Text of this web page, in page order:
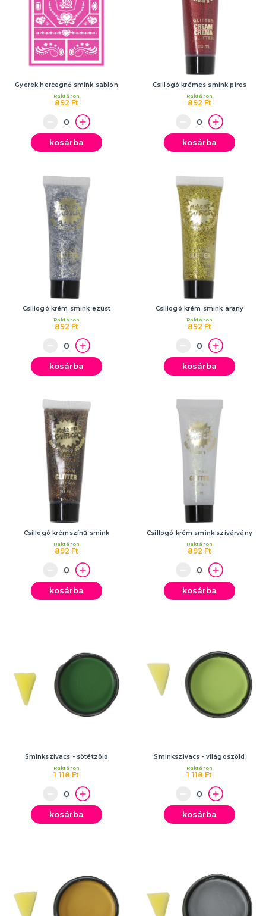
Gyerek hercegnő smink sablon
892 Ft
Raktáron
kosárba
Csillogó krémes smink piros
892 Ft
Raktáron
kosárba
Csillogó krém smink ezüst
892 Ft
Raktáron
kosárba
Csillogó krém smink arany
892 Ft
Raktáron
kosárba
Csillogó krémszínű smink
892 Ft
Raktáron
kosárba
Csillogó krém smink szivárvány
892 Ft
Raktáron
kosárba
Sminkszivacs - sötétzöld
1 118 Ft
Raktáron
kosárba
Sminkszivacs - világoszöld
1 118 Ft
Raktáron
kosárba